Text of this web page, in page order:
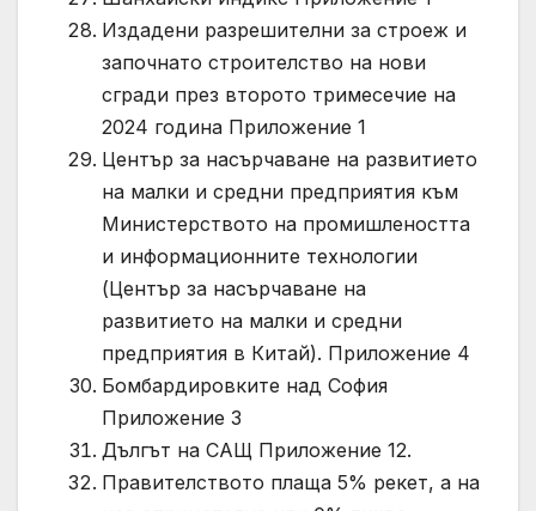
Издадени разрешителни за строеж и
започнато строителство на нови
сгради през второто тримесечие на
2024 година Приложение 1
Център за насърчаване на развитието
на малки и средни предприятия към
Министерството на промишлеността
и информационните технологии
(Център за насърчаване на
развитието на малки и средни
предприятия в Китай). Приложение 4
Бомбардировките над София
Приложение 3
Дългът на САЩ Приложение 12.
Правителството плаща 5% рекет, а на